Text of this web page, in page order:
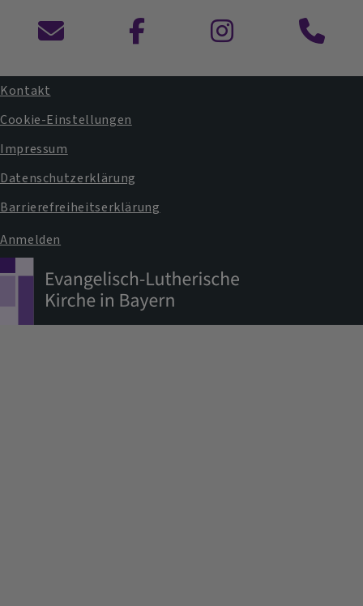
Kontaktformular
Fußbereichsmenü
Kontakt
Cookie-Einstellungen
Impressum
Datenschutzerklärung
Barrierefreiheitserklärung
Benutzermenü
Anmelden